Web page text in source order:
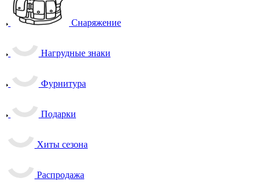
Снаряжение
Нагрудные знаки
Фурнитура
Подарки
Хиты сезона
Распродажа